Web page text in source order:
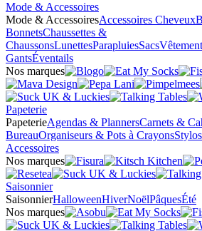
Mode & Accessoires
Mode & AccessoiresAccessoires Cheveux
BonnetsChaussettes &
ChaussonsLunettesParapluiesSacs
GantsÉventails
Nos marques
Papeterie
PapeterieAgendas & PlannersCarnets &
BureauOrganiseurs & Pots à Crayons
Accessoires
Nos marques
Saisonnier
SaisonnierHalloweenHiverNoëlPâquesÉté
Nos marques